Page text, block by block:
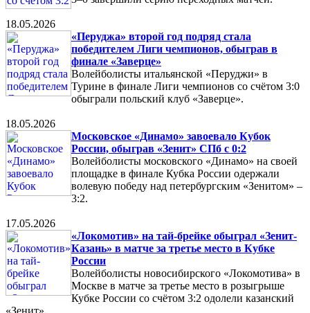
18.05.2026
«Перуджа» второй год подряд стала
победителем Лиги чемпионов, обыграв в
финале «Заверце»
Волейболисты итальянской «Перуджи» в
Турине в финале Лиги чемпионов со счётом 3:0
обыграли польский клуб «Заверце».
18.05.2026
Московское «Динамо» завоевало Кубок
России, обыграв «Зенит» СПб с 0:2
Волейболисты московского «Динамо» на своей
площадке в финале Кубка России одержали
волевую победу над петербургским «Зенитом» –
3:2.
17.05.2026
«Локомотив» на тай-брейке обыграл «Зенит-
Казань» в матче за третье место в Кубке
России
Волейболисты новосибирского «Локомотива» в
Москве в матче за третье место в розыгрыше
Кубке России со счётом 3:2 одолели казанский
«Зенит».